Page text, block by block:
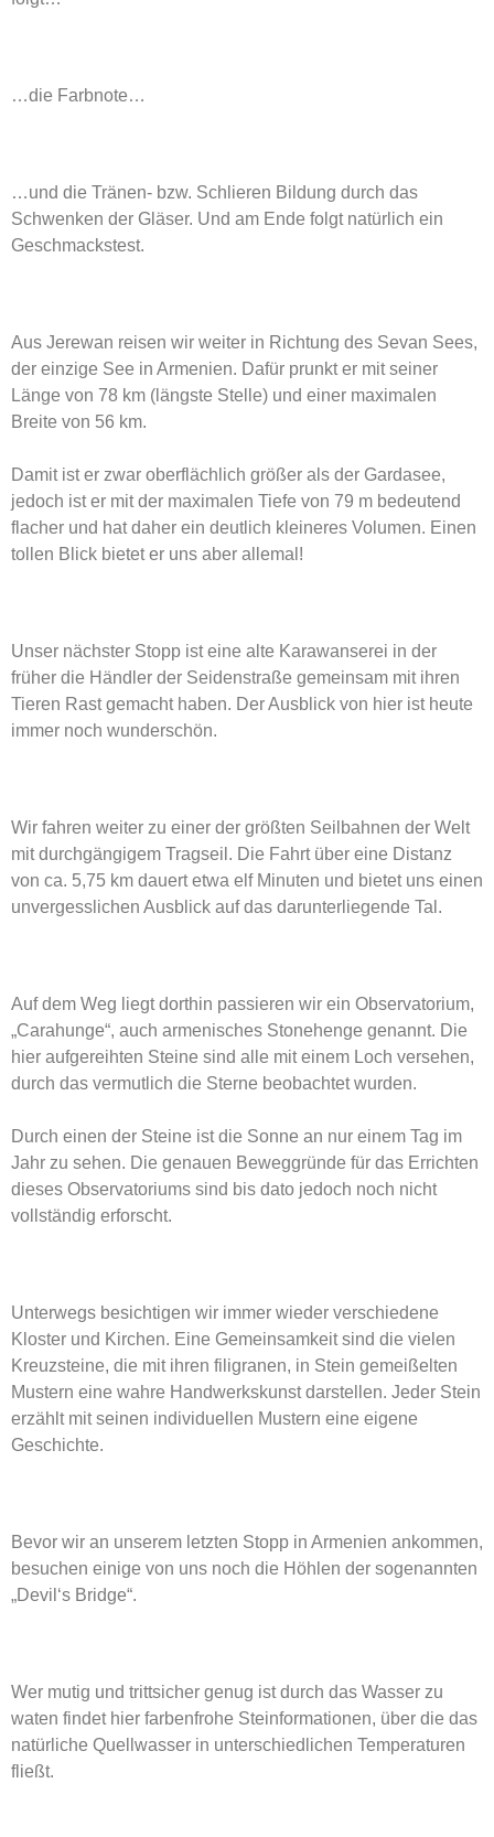
…die Farbnote…
…und die Tränen- bzw. Schlieren Bildung durch das
Schwenken der Gläser. Und am Ende folgt natürlich ein
Geschmackstest.
Aus Jerewan reisen wir weiter in Richtung des Sevan Sees,
der einzige See in Armenien. Dafür prunkt er mit seiner
Länge von 78 km (längste Stelle) und einer maximalen
Breite von 56 km.
Damit ist er zwar oberflächlich größer als der Gardasee,
jedoch ist er mit der maximalen Tiefe von 79 m bedeutend
flacher und hat daher ein deutlich kleineres Volumen. Einen
tollen Blick bietet er uns aber allemal!
Unser nächster Stopp ist eine alte Karawanserei in der
früher die Händler der Seidenstraße gemeinsam mit ihren
Tieren Rast gemacht haben. Der Ausblick von hier ist heute
immer noch wunderschön.
Wir fahren weiter zu einer der größten Seilbahnen der Welt
mit durchgängigem Tragseil. Die Fahrt über eine Distanz
von ca. 5,75 km dauert etwa elf Minuten und bietet uns einen
unvergesslichen Ausblick auf das darunterliegende Tal.
Auf dem Weg liegt dorthin passieren wir ein Observatorium,
„Carahunge“, auch armenisches Stonehenge genannt. Die
hier aufgereihten Steine sind alle mit einem Loch versehen,
durch das vermutlich die Sterne beobachtet wurden.
Durch einen der Steine ist die Sonne an nur einem Tag im
Jahr zu sehen. Die genauen Beweggründe für das Errichten
dieses Observatoriums sind bis dato jedoch noch nicht
vollständig erforscht.
Unterwegs besichtigen wir immer wieder verschiedene
Kloster und Kirchen. Eine Gemeinsamkeit sind die vielen
Kreuzsteine, die mit ihren filigranen, in Stein gemeißelten
Mustern eine wahre Handwerkskunst darstellen. Jeder Stein
erzählt mit seinen individuellen Mustern eine eigene
Geschichte.
Bevor wir an unserem letzten Stopp in Armenien ankommen,
besuchen einige von uns noch die Höhlen der sogenannten
„Devil‘s Bridge“.
Wer mutig und trittsicher genug ist durch das Wasser zu
waten findet hier farbenfrohe Steinformationen, über die das
natürliche Quellwasser in unterschiedlichen Temperaturen
fließt.